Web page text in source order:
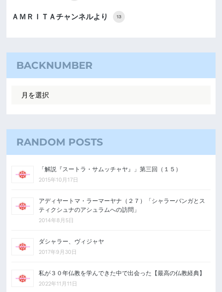
ＡＭＲＩＴＡチャンネルより 13
BACKNUMBER
RANDOM POSTS
「解説『スートラ・サムッチャヤ』」第三回（１５）
2015年10月17日
アディヤートマ・ラーマーヤナ（２７）「シャラーバンガとス
ティクシュナのアシュラムへの訪問」
2014年8月5日
ダシャラー、ヴィジャヤ
2017年9月30日
私が３０年仏教を学んできた中で出会った【最高の仏教経典】
2022年11月11日